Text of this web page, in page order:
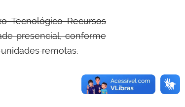
Tecnológico Recursos
presencial, conforme
remotas.